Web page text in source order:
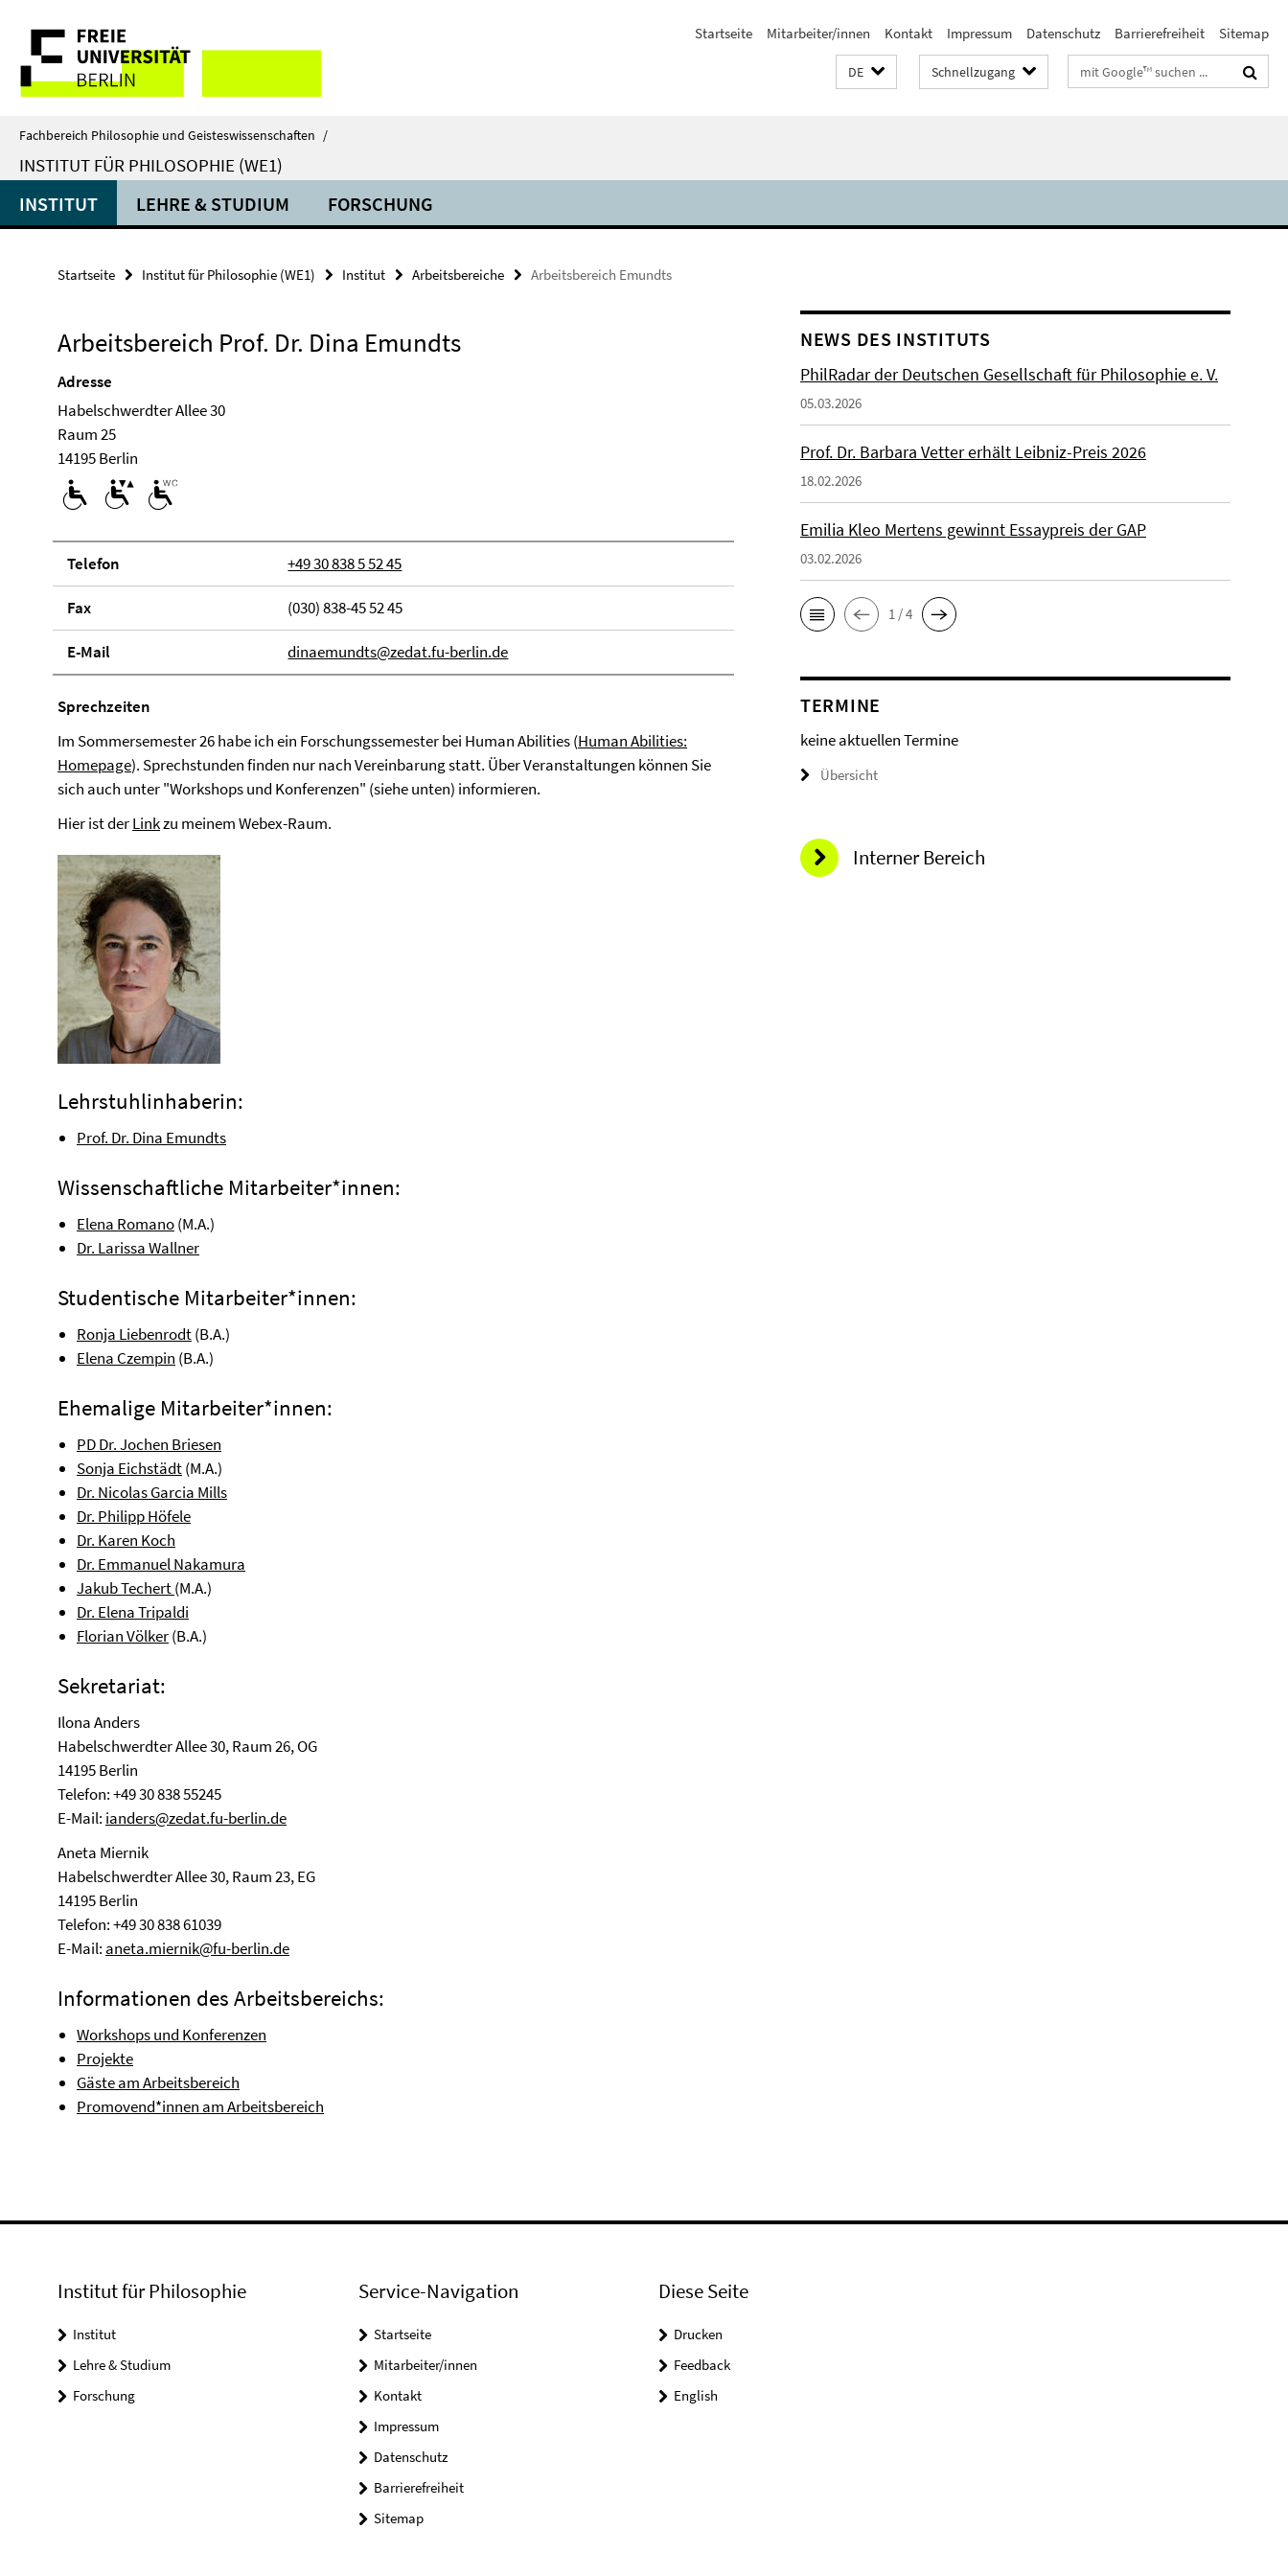
direkt
Inhalt
Service-
Navigation
Startseite Mitarbeiter/innen Kontakt Impressum Datenschutz Barrierefreiheit Sitemap
DE Schnellzugang Suchbegriffe
Fachbereich Philosophie und Geisteswissenschaften /
INSTITUT FÜR PHILOSOPHIE (WE1)
INSTITUT LEHRE & STUDIUM FORSCHUNG
Startseite Institut für Philosophie (WE1) Institut Arbeitsbereiche Arbeitsbereich Emundts
Arbeitsbereich Prof. Dr. Dina Emundts
Adresse
Habelschwerdter Allee 30
Raum 25
14195 Berlin
Telefon +49 30 838 5 52 45
Fax (030) 838-45 52 45
E-Mail dinaemundts@zedat.fu-berlin.de
Sprech­zei­ten
Im Sommersemester 26 habe ich ein Forschungssemester bei Human Abilities (Human Abilities:
Homepage). Sprechstunden finden nur nach Vereinbarung statt. Über Veranstaltungen können Sie
sich auch unter "Workshops und Konferenzen" (siehe unten) informieren.
Hier ist derLinkzu meinem Webex-Raum.
Lehrstuhlinhaberin:
Prof. Dr. Dina Emundts
Wissenschaftliche Mitarbeiter*innen:
Elena Romano(M.A.)
Dr. Larissa Wallner
Studentische Mitarbeiter*innen:
Ronja Liebenrodt(B.A.)
Elena Czempin (B.A.)
Ehemalige Mitarbeiter*innen:
PD Dr. Jochen Briesen
Sonja Eichstädt(M.A.)
Dr. Nicolas Garcia Mills
Dr. Philipp Höfele
Dr. Karen Koch
Dr. Emmanuel Nakamura
Jakub Techert(M.A.)
Dr. Elena Tripaldi
Florian Völker(B.A.)
Sekretariat:
Ilona Anders
Habelschwerdter Allee 30, Raum 26, OG
14195 Berlin
Telefon: +49 30 838 55245
E-Mail: ianders@zedat.fu-berlin.de
Aneta Miernik
Habelschwerdter Allee 30, Raum 23, EG
14195 Berlin
Telefon: +49 30 838 61039
E-Mail: aneta.miernik@fu-berlin.de
Informationen des Arbeitsbereichs:
Workshops und Konferenzen
Projekte
Gäste am Arbeitsbereich
Promovend*innen am Arbeitsbereich
NEWS DES INSTITUTS
PhilRadar der Deutschen Gesellschaft für Philosophie e. V.
05.03.2026
Prof. Dr. Barbara Vetter erhält Leibniz-Preis 2026
18.02.2026
Emilia Kleo Mertens gewinnt Essaypreis der GAP
03.02.2026
1 / 4
TERMINE
keine aktuellen Termine
Übersicht
Interner Bereich
Institut für Philosophie
Institut
Lehre & Studium
Forschung
Service-Navigation
Startseite
Mitarbeiter/innen
Kontakt
Impressum
Datenschutz
Barrierefreiheit
Sitemap
Diese Seite
Drucken
Feedback
English